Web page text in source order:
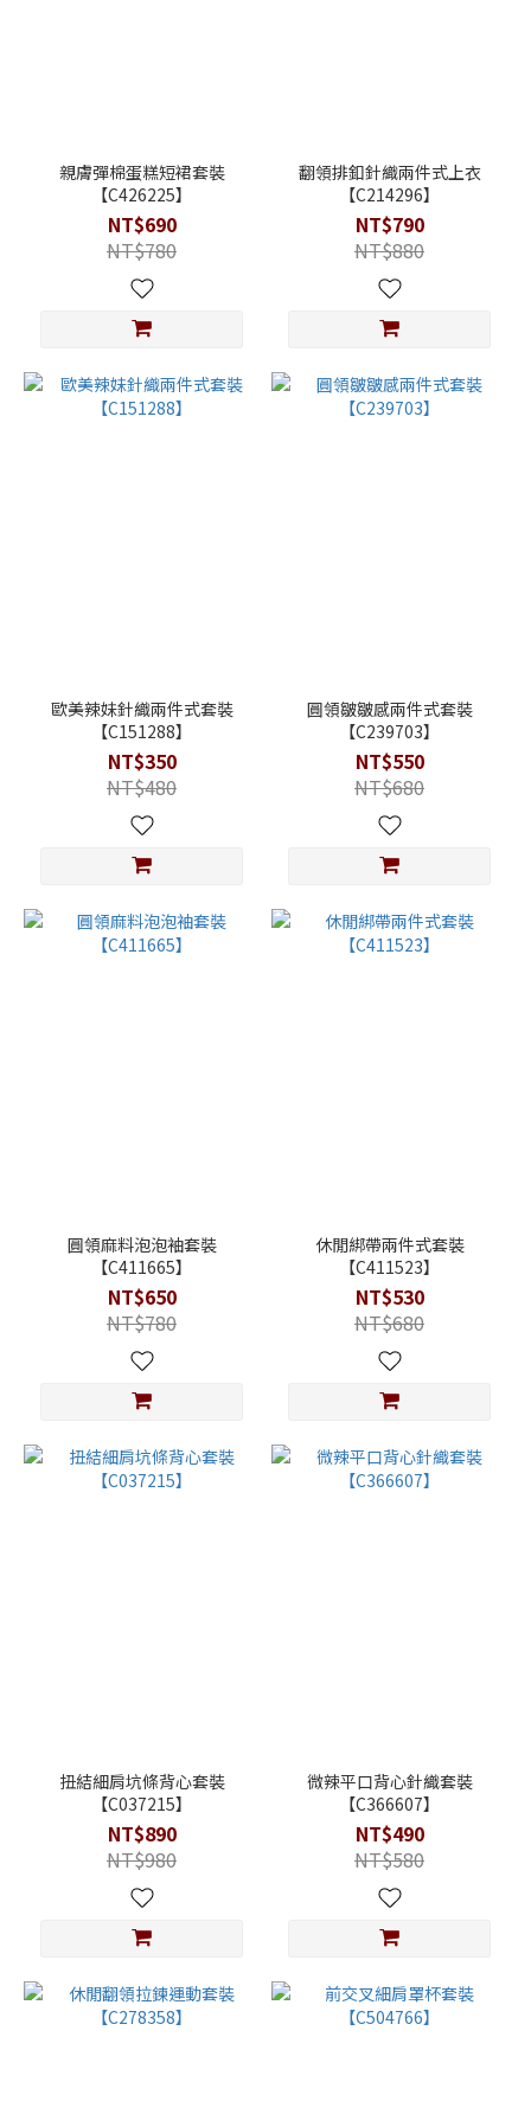
親膚彈棉蛋糕短裙套裝
【C426225】
NT$690
NT$780
翻領排釦針織兩件式上衣
【C214296】
NT$790
NT$880
歐美辣妹針織兩件式套裝
【C151288】
NT$350
NT$480
圓領皺皺感兩件式套裝
【C239703】
NT$550
NT$680
圓領麻料泡泡袖套裝
【C411665】
NT$650
NT$780
休閒綁帶兩件式套裝
【C411523】
NT$530
NT$680
扭結細肩坑條背心套裝
【C037215】
NT$890
NT$980
微辣平口背心針織套裝
【C366607】
NT$490
NT$580